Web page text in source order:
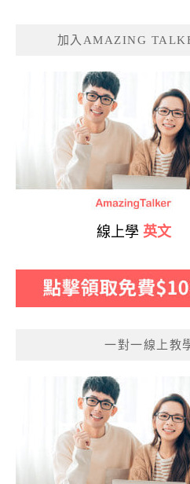
加入AMAZING
線上學 英文
一對一線上教